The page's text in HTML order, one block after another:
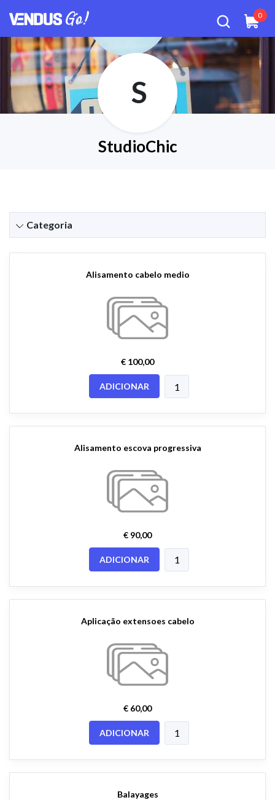
0
S
StudioChic
Categoria
Alisamento cabelo medio
€ 100,00
ADICIONAR
Alisamento escova progressiva
€ 90,00
ADICIONAR
Aplicação extensoes cabelo
€ 60,00
ADICIONAR
Balayages